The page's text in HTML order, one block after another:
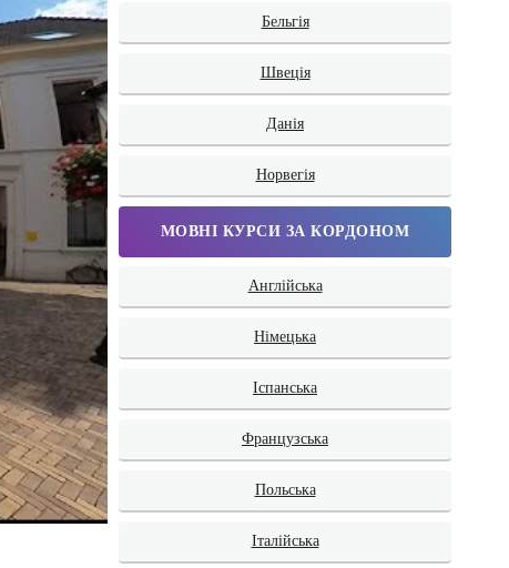
Бельгія
Швеція
Данія
Норвегія
МОВНІ КУРСИ ЗА КОРДОНОМ
Англійська
Німецька
Іспанська
Французська
Польська
Італійська